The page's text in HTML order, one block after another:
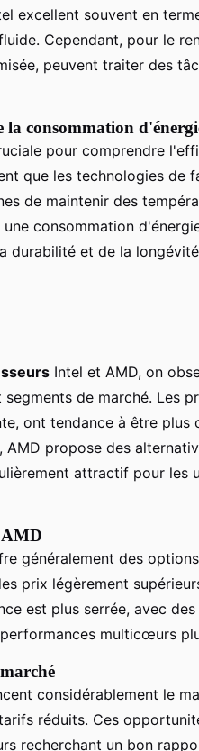
excellent souvent en
Cependant, pour le
peuvent traiter des
la consommation
pour comprendre
que les technologies de
de maintenir des
consommation
durabilité et de la
Intel et AMD, on
de marché. Les
ont tendance à être plus
AMD propose des
attractif pour les
AMD
généralement des
prix légèrement
est plus serrée, avec
multicœurs
considérablement le
réduits. Ces
recherchant un bon